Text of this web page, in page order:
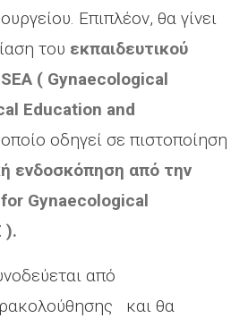
Επιπλέον, θα γίνει
του εκπαιδευτικού
( Gynaecological
Education and
οδηγεί σε πιστοποίηση
ενδοσκόπηση από την
for Gynaecological
).
από
και θα